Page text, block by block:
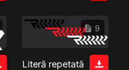
9
Literă repetată